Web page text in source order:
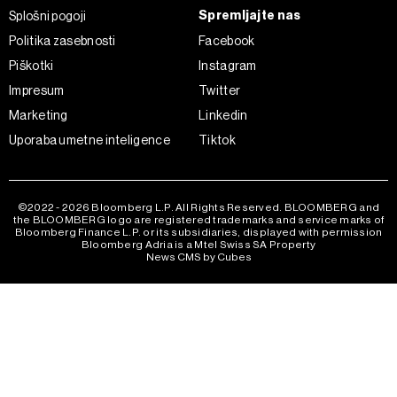
Splošni pogoji
Politika zasebnosti
Piškotki
Impresum
Marketing
Uporaba umetne inteligence
Spremljajte nas
Facebook
Instagram
Twitter
Linkedin
Tiktok
©2022 - 2026 Bloomberg L.P. All Rights Reserved. BLOOMBERG and
the BLOOMBERG logo are registered trademarks and service marks of
Bloomberg Finance L.P. or its subsidiaries, displayed with permission
Bloomberg Adria is a Mtel Swiss SA Property
News CMS by Cubes